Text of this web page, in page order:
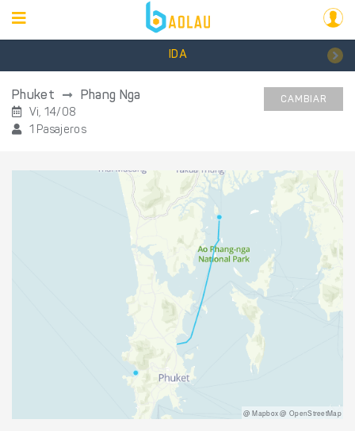
IDA
Phuket Phang Nga
Vi, 14/08
1 Pasajeros
CAMBIAR
@ Mapbox @ OpenStreetMap